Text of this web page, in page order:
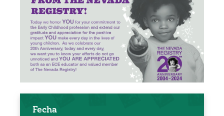
Fecha